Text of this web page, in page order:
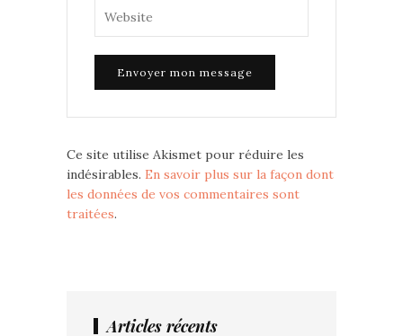
Ce site utilise Akismet pour réduire les
indésirables. En savoir plus sur la façon dont
les données de vos commentaires sont
traitées.
Articles récents